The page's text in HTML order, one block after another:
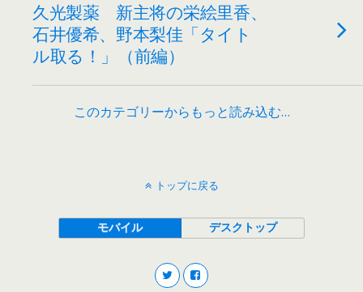
久光製薬 新主将の栄絵里香、
石井優希、野本梨佳「タイト
ル取る！」（前編）
このカテゴリーからもっと読み込む…
トップに戻る
モバイル デスクトップ